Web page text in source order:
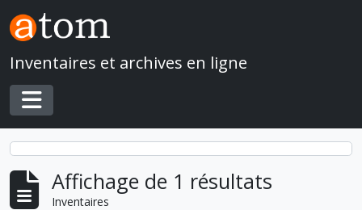
Skip to main content
Inventaires et archives en ligne
Toggle navigation
Affichage de 1 résultats
Inventaires